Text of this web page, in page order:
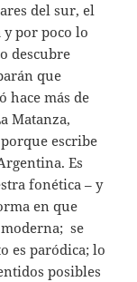
del sur, el
por poco lo
descubre
que
hace más de
Matanza,
porque escribe
Es
fonética – y
en que
se
es paródica; lo
posibles